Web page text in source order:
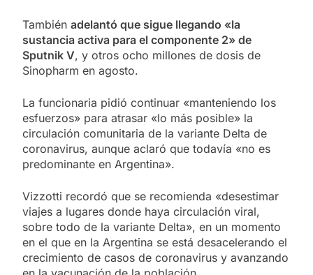
También adelantó que sigue llegando «la
sustancia activa para el componente 2» de
Sputnik V, y otros ocho millones de dosis de
Sinopharm en agosto.
La funcionaria pidió continuar «manteniendo los
esfuerzos» para atrasar «lo más posible» la
circulación comunitaria de la variante Delta de
coronavirus, aunque aclaró que todavía «no es
predominante en Argentina».
Vizzotti recordó que se recomienda «desestimar
viajes a lugares donde haya circulación viral,
sobre todo de la variante Delta», en un momento
en el que en la Argentina se está desacelerando el
crecimiento de casos de coronavirus y avanzando